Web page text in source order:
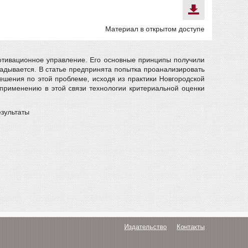
Материал в открытом доступе
управление. Его основные принципы получили
В статье предпринята попытка проанализировать
по этой проблеме, исходя из практики Новгородской
в этой связи технологии критериальной оценки
Издательство Контакты